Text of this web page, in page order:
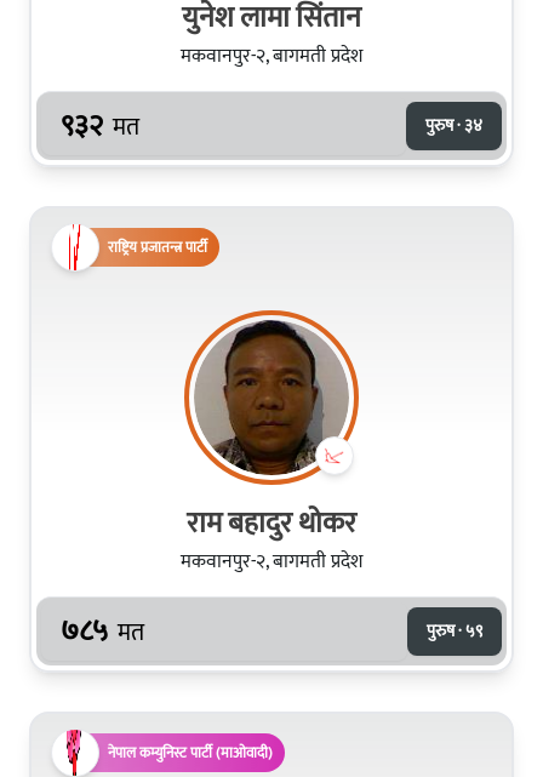
युनेश लामा सिंतान
मकवानपुर-२, बागमती प्रदेश
९३२ मत पुरुष · ३४
राष्ट्रिय प्रजातन्त्र पार्टी
राम बहादुर थोकर
मकवानपुर-२, बागमती प्रदेश
७८५ मत पुरुष · ५९
नेपाल कम्युनिस्ट पार्टी (माओवादी)